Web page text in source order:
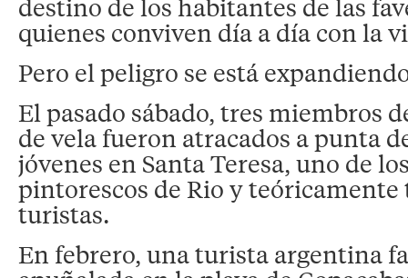
destino de los habitantes de las
quienes conviven día a día con la
Pero el peligro se está
El pasado sábado, tres miembros
de vela fueron atracados a punta
jóvenes en Santa Teresa, uno de
pintorescos de Rio y
turistas.
En febrero, una turista argentina